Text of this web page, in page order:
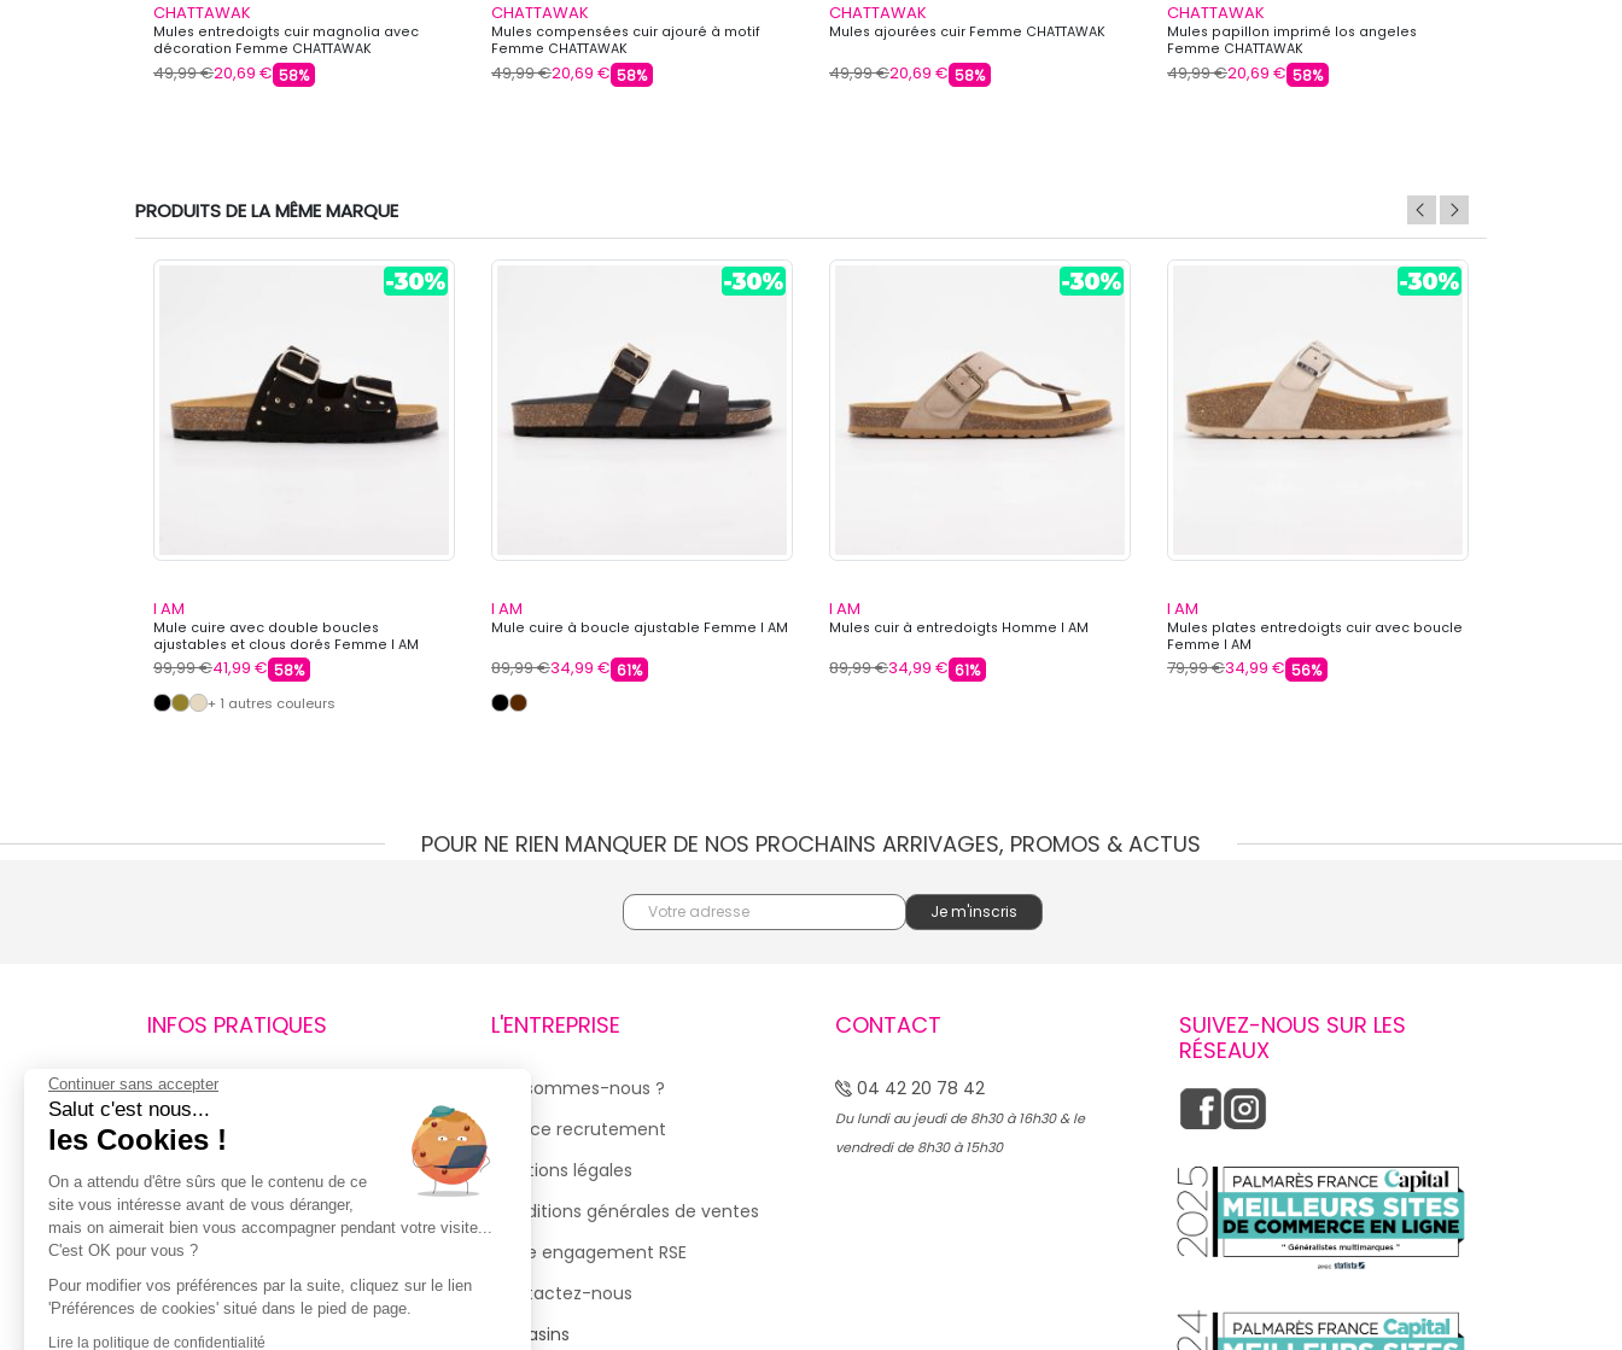
CHATTAWAK
Mules entredoigts cuir magnolia avec
décoration Femme CHATTAWAK
49,99 €20,69 € 58%
CHATTAWAK
Mules compensées cuir ajouré à motif
Femme CHATTAWAK
49,99 €20,69 € 58%
CHATTAWAK
Mules ajourées cuir Femme CHATTAWAK
49,99 €20,69 € 58%
CHATTAWAK
Mules papillon imprimé los angeles
Femme CHATTAWAK
49,99 €20,69 € 58%
PRODUITS DE LA MÊME MARQUE
I AM
Mule cuire avec double boucles
ajustables et clous dorés Femme I AM
99,99 €41,99 € 58%
+ 1 autres couleurs
I AM
Mule cuire à boucle ajustable Femme I AM
89,99 €34,99 € 61%
I AM
Mules cuir à entredoigts Homme I AM
89,99 €34,99 € 61%
I AM
Mules plates entredoigts cuir avec boucle
Femme I AM
79,99 €34,99 € 56%
POUR NE RIEN MANQUER DE NOS PROCHAINS ARRIVAGES, PROMOS & ACTUS
INFOS PRATIQUES
Retours et remboursements
Suivi de commande
Livraisons
Guide des tailles
Politique de confidentialité
Conditions générales d’utilisation
de la Carte de Fidélité
L'ENTREPRISE
Qui sommes-nous ?
Espace recrutement
Mentions légales
Conditions générales de ventes
Notre engagement RSE
Contactez-nous
Magasins
CONTACT
04 42 20 78 42
Du lundi au jeudi de 8h30 à 16h30 & le
vendredi de 8h30 à 15h30
SUIVEZ-NOUS SUR LES
RÉSEAUX
Continuer sans accepter
Salut c'est nous...
les Cookies !
On a attendu d'être sûrs que le contenu de ce
site vous intéresse avant de vous déranger,
mais on aimerait bien vous accompagner pendant votre visite...
C'est OK pour vous ?
Pour modifier vos préférences par la suite, cliquez sur le lien
'Préférences de cookies' situé dans le pied de page.
Lire la politique de confidentialité